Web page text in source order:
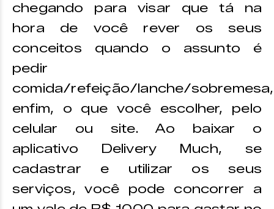
chegando para visar que tá na
hora de você rever os seus
conceitos quando o assunto é
pedir
comida/refeição/lanche/sobremesa,
enfim, o que você escolher, pelo
celular ou site. Ao baixar o
aplicativo Delivery Much, se
cadastrar e utilizar os seus
serviços, você pode concorrer a